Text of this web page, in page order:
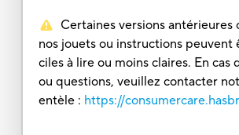
Certaines versions antérieures
nos jouets ou instructions peuvent
ciles à lire ou moins claires. En cas
ou questions, veuillez contacter
entèle : https://